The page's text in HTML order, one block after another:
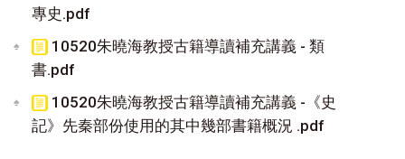
專史.pdf
10520朱曉海教授古籍導讀補充講義 - 類
書.pdf
10520朱曉海教授古籍導讀補充講義 -《史
記》先秦部份使用的其中幾部書籍概況 .pdf